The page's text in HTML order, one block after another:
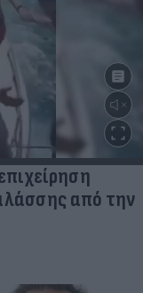
από την